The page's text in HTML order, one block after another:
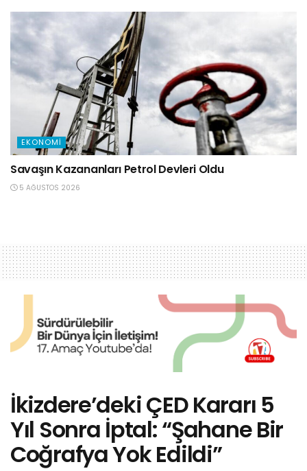
EKONOMI
Savaşın Kazananları Petrol Devleri Oldu
5 AĞUSTOS 2026
İkizdere’deki ÇED Kararı 5
Yıl Sonra İptal: “Şahane Bir
Coğrafya Yok Edildi”